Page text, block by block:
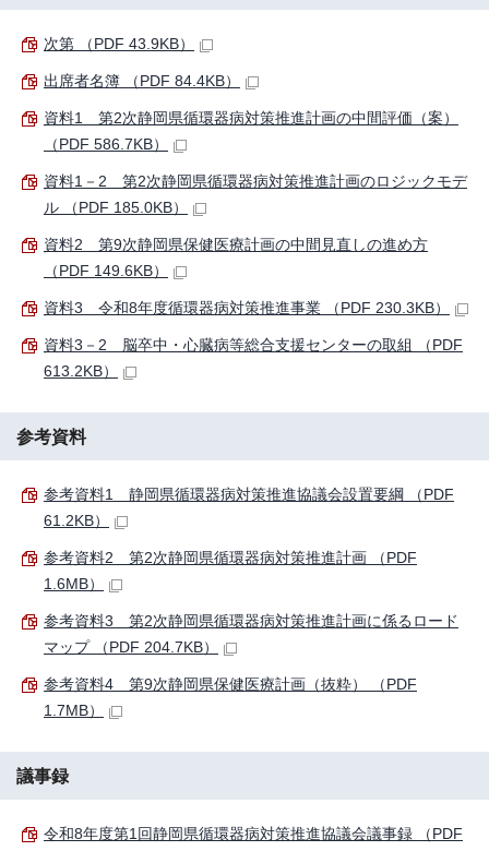
次第 （PDF 43.9KB）
出席者名簿 （PDF 84.4KB）
資料1 第2次静岡県循環器病対策推進計画の中間評価（案）
（PDF 586.7KB）
資料1－2 第2次静岡県循環器病対策推進計画のロジックモデ
ル （PDF 185.0KB）
資料2 第9次静岡県保健医療計画の中間見直しの進め方
（PDF 149.6KB）
資料3 令和8年度循環器病対策推進事業 （PDF 230.3KB）
資料3－2 脳卒中・心臓病等総合支援センターの取組 （PDF
613.2KB）
参考資料
参考資料1 静岡県循環器病対策推進協議会設置要綱 （PDF
61.2KB）
参考資料2 第2次静岡県循環器病対策推進計画 （PDF
1.6MB）
参考資料3 第2次静岡県循環器病対策推進計画に係るロード
マップ （PDF 204.7KB）
参考資料4 第9次静岡県保健医療計画（抜粋） （PDF
1.7MB）
議事録
令和8年度第1回静岡県循環器病対策推進協議会議事録 （PDF